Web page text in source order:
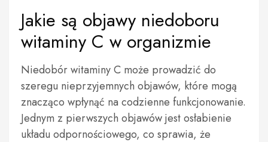
Jakie są objawy niedoboru
witaminy C w organizmie
Niedobór witaminy C może prowadzić do
szeregu nieprzyjemnych objawów, które mogą
znacząco wpłynąć na codzienne funkcjonowanie.
Jednym z pierwszych objawów jest osłabienie
układu odpornościowego, co sprawia, że